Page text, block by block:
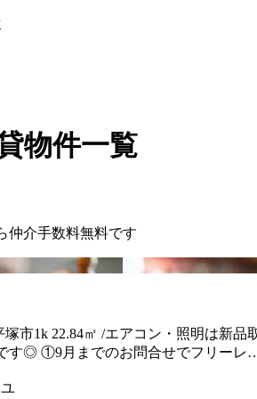
物件一覧
仲介手数料無料です
市1k 22.84㎡ /エアコン・照明は新品
す◎ ①9月までのお問合せでフリーレ